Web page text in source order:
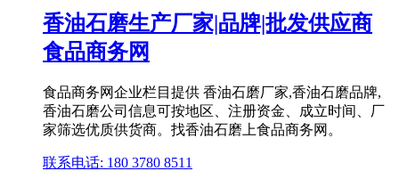
香油石磨生产厂家|品牌|批发供应商
食品商务网
食品商务网企业栏目提供 香油石磨厂家,香油石磨品牌,
香油石磨公司信息可按地区、注册资金、成立时间、厂
家筛选优质供货商。找香油石磨上食品商务网。
联系电话: 180 3780 8511